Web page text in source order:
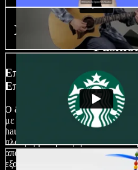
Χαρακτηριστικά AI
Επεξεργαστείτε Fashion
Επαγγελματικά
Ο δημιουργός βίντεο του
με προηγμένα εργαλεία για
haul βίντεο. Από εντυπωσιακές
πλατφόρμα προσφέρει ένα
απογειώσετε το οπτικό
εξασφαλίζοντας ότι ξεχωρίζει